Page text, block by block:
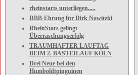
rheinstarts unterliegen.....
DBB-Ehrung für Dirk Nowitzki
RheinStars gelingt
Überraschungserfolg
TRAUMHAFTER LAUFTAG
BEIM 2. BASTEILAUF KÖLN
Drei Neue bei den
Humboldtpinguinen